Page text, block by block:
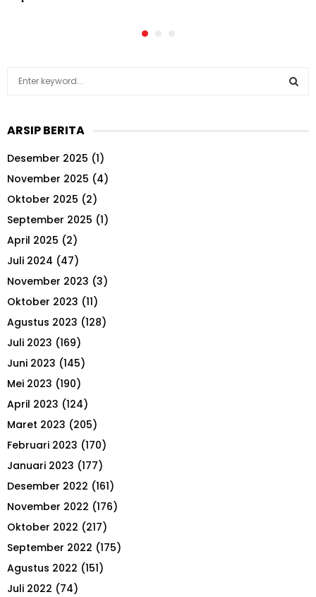
c
f
o
r
ARSIP BERITA
Desember 2025 (1)
November 2025 (4)
Oktober 2025 (2)
September 2025 (1)
April 2025 (2)
Juli 2024 (47)
November 2023 (3)
Oktober 2023 (11)
Agustus 2023 (128)
Juli 2023 (169)
Juni 2023 (145)
Mei 2023 (190)
April 2023 (124)
Maret 2023 (205)
Februari 2023 (170)
Januari 2023 (177)
Desember 2022 (161)
November 2022 (176)
Oktober 2022 (217)
September 2022 (175)
Agustus 2022 (151)
Juli 2022 (74)